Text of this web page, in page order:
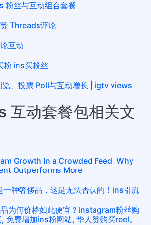
粉丝与互动组合套餐
Threads评论
互动
粉 ins买粉丝
、投票 Poll与互动增长 | igtv views
互动套餐包相关文
Growth In a Crowded Feed: Why
Outperforms More
一种奢侈品，这是无法否认的！ins引流
为何价格如此便宜？instagram粉丝购
免费增加ins粉网站, 华人赞购买reel。